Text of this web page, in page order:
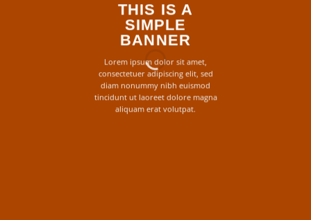
THIS IS A
SIMPLE
BANNER
Lorem ipsum dolor sit amet,
consectetuer adipiscing elit, sed
diam nonummy nibh euismod
tincidunt ut laoreet dolore magna
aliquam erat volutpat.